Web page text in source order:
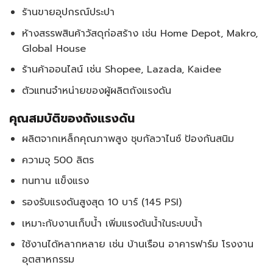
ร้านขายอุปกรณ์ประปา
ห้างสรรพสินค้าวัสดุก่อสร้าง เช่น Home Depot, Makro,
Global House
ร้านค้าออนไลน์ เช่น Shopee, Lazada, Kaidee
ตัวแทนจำหน่ายของผู้ผลิตถังแรงดัน
คุณสมบัติของถังแรงดัน
ผลิตจากเหล็กคุณภาพสูง ชุบกัลวาไนซ์ ป้องกันสนิม
ความจุ 500 ลิตร
ทนทาน แข็งแรง
รองรับแรงดันสูงสุด 10 บาร์ (145 PSI)
เหมาะกับงานเก็บน้ำ เพิ่มแรงดันน้ำในระบบน้ำ
ใช้งานได้หลากหลาย เช่น บ้านเรือน อาคารฟาร์ม โรงงาน
อุตสาหกรรม